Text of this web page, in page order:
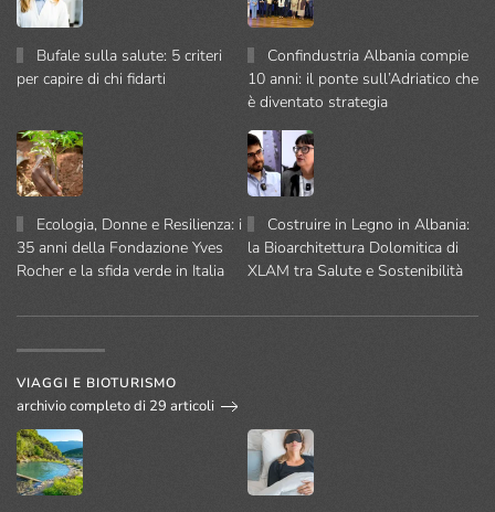
Bufale sulla salute: 5 criteri
per capire di chi fidarti
Confindustria Albania compie
10 anni: il ponte sull’Adriatico che
è diventato strategia
Ecologia, Donne e Resilienza: i
35 anni della Fondazione Yves
Rocher e la sfida verde in Italia
Costruire in Legno in Albania:
la Bioarchitettura Dolomitica di
XLAM tra Salute e Sostenibilità
VIAGGI E BIOTURISMO
archivio completo di 29 articoli